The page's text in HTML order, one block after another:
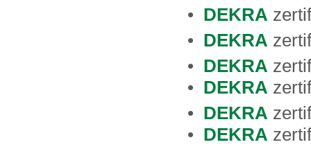
• DEKRA
• DEKRA
• DEKRA
• DEKRA
• DEKRA
• DEKRA